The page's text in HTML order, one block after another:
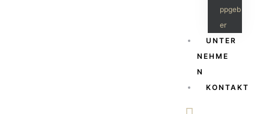
Ppgeb
Er
UNTER
NEHME
N
KONTAKT